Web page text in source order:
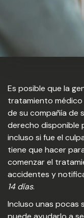
Es posible que la
tratamiento
de su compañía de
derecho disponible
incluso si fue el
tiene que hacer
comenzar el
accidentes y
14 días.
Incluso unas pocas